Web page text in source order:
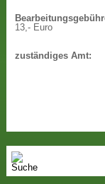
13,- Euro
zuständiges Amt: